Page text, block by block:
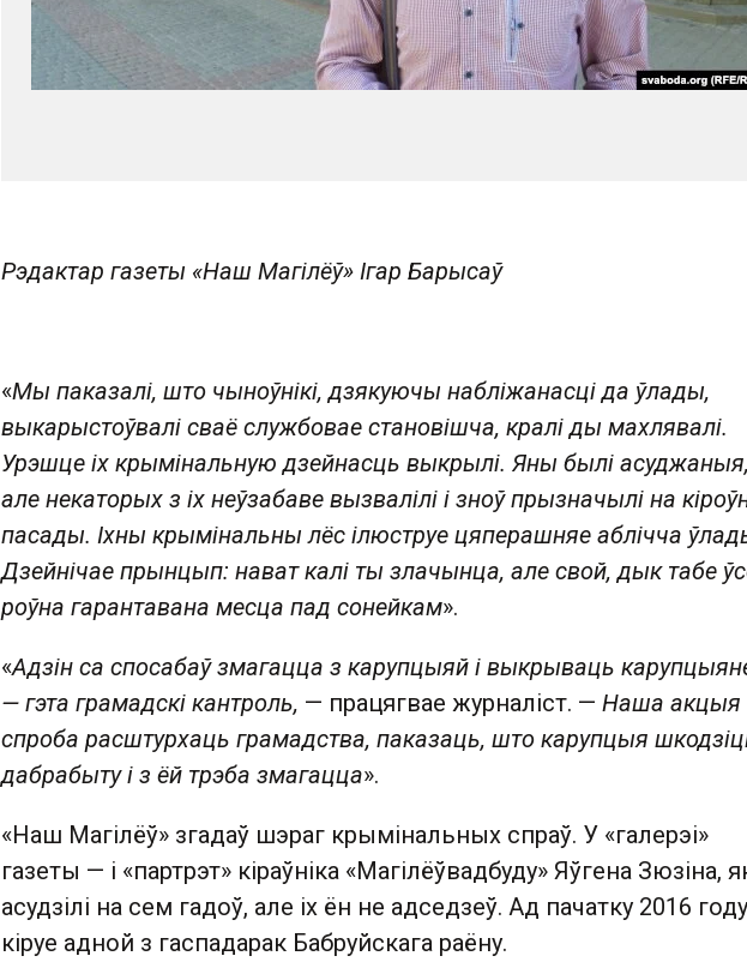
Рэдактар газеты «Наш Магілёў» Ігар Барысаў
«Мы паказалі, што чыноўнікі, дзякуючы набліжанасці да ўлады,
выкарыстоўвалі сваё службовае становішча, кралі ды махлявалі.
Урэшце іх крымінальную дзейнасць выкрылі. Яны былі асуджаныя,
але некаторых з іх неўзабаве вызвалілі і зноў прызначылі на
пасады. Іхны крымінальны лёс ілюструе цяперашняе аблічча
Дзейнічае прынцып: нават калі ты злачынца, але свой, дык табе
роўна гарантавана месца пад сонейкам».
«Адзін са спосабаў змагацца з карупцыяй і выкрываць
— гэта грамадскі кантроль, — працягвае журналіст. — Наша
спроба расштурхаць грамадства, паказаць, што карупцыя
дабрабыту і з ёй трэба змагацца».
«Наш Магілёў» згадаў шэраг крымінальных спраў. У «галерэі»
газеты — і «партрэт» кіраўніка «Магілёўвадбуду» Яўгена Зюзіна,
асудзілі на сем гадоў, але іх ён не адседзеў. Ад пачатку 2016 году
кіруе адной з гаспадарак Бабруйскага раёну.